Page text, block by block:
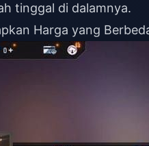
tinggal di dalamnya.
Harga yang